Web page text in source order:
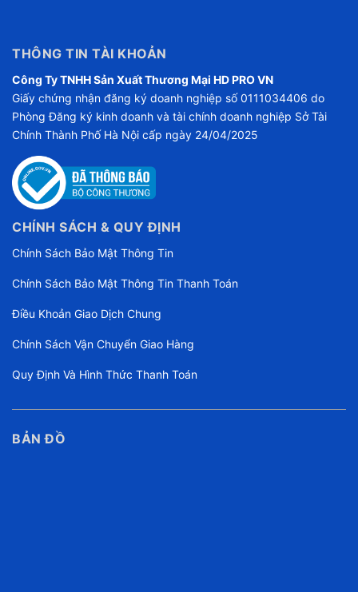
THÔNG TIN TÀI KHOẢN
Công Ty TNHH Sản Xuất Thương Mại HD PRO VN
Giấy chứng nhận đăng ký doanh nghiệp số 0111034406 do
Phòng Đăng ký kinh doanh và tài chính doanh nghiệp Sở Tài
Chính Thành Phố Hà Nội cấp ngày 24/04/2025
CHÍNH SÁCH & QUY ĐỊNH
Chính Sách Bảo Mật Thông Tin
Chính Sách Bảo Mật Thông Tin Thanh Toán
Điều Khoản Giao Dịch Chung
Chính Sách Vận Chuyển Giao Hàng
Quy Định Và Hình Thức Thanh Toán
BẢN ĐỒ